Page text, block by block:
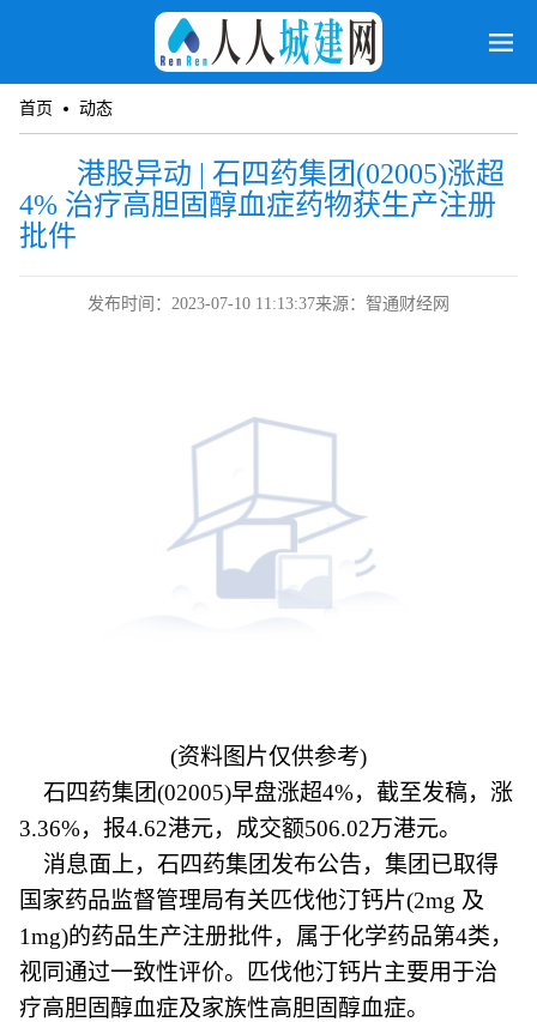
首页 动态
港股异动 | 石四药集团(02005)涨超
4% 治疗高胆固醇血症药物获生产注册
批件
发布时间：2023-07-10 11:13:37来源：智通财经网
(资料图片仅供参考)
石四药集团(02005)早盘涨超4%，截至发稿，涨
3.36%，报4.62港元，成交额506.02万港元。
消息面上，石四药集团发布公告，集团已取得
国家药品监督管理局有关匹伐他汀钙片(2mg 及
1mg)的药品生产注册批件，属于化学药品第4类，
视同通过一致性评价。匹伐他汀钙片主要用于治
疗高胆固醇血症及家族性高胆固醇血症。